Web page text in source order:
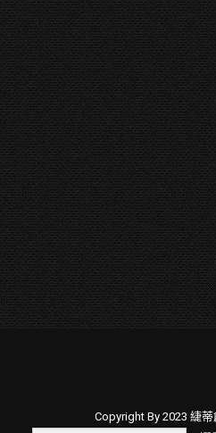
Copyright By 2023 緁